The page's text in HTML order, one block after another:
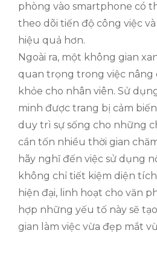
phòng vào smartphone có
theo dõi tiến độ công việc
hiệu quả hơn.
Ngoài ra, một không gian
quan trọng trong việc nâng
khỏe cho nhân viên. Sử
minh được trang bị cảm
duy trì sự sống cho những
cần tốn nhiều thời gian
hãy nghĩ đến việc sử dụng
không chỉ tiết kiệm diện
hiện đại, linh hoạt cho văn
hợp những yếu tố này sẽ
gian làm việc vừa đẹp mắt